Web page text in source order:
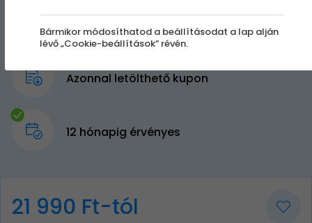
Azonnal letölthető kupon
12 hónapig érvényes
21 990 Ft-tól
Bármikor módosíthatod a beállításodat a lap alján
lévő „Cookie-beállítások” révén.